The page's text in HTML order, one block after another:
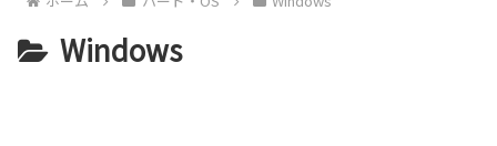
Windows